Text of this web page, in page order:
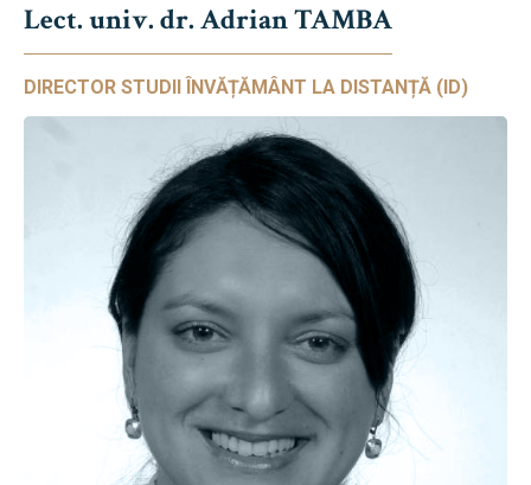
Lect. univ. dr. Adrian TAMBA
DIRECTOR STUDII ÎNVĂȚĂMÂNT LA DISTANȚĂ (ID)